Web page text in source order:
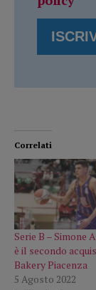
Correlati
Serie B – Simone
è il secondo
Bakery Piacenza
5 Agosto 2022